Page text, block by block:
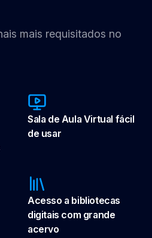
mais requisitados no
Sala de Aula Virtual fácil
de usar
Acesso a bibliotecas
digitais com grande
acervo